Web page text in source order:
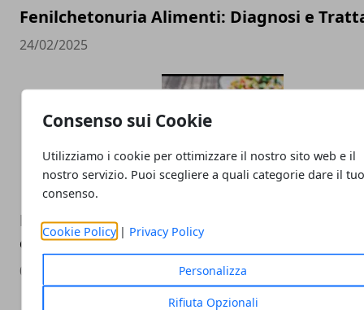
Consenso sui Cookie
Utilizziamo i cookie per ottimizzare il nostro sito web e il
nostro servizio. Puoi scegliere a quali categorie dare il
consenso.
Cookie Policy | Privacy Policy
Personalizza
Rifiuta Opzionali
Fenilchetonuria Alimenti: Diagnosi e
24/02/2025
Dieta chetogenica: che cos’è, come
esempio di menù e rischi
09/04/2024